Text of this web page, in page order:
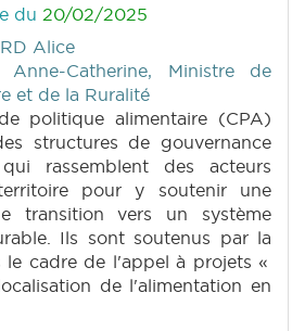
du 20/02/2025
Alice
Catherine, Ministre de
et de la Ruralité
politique alimentaire (CPA)
structures de gouvernance
rassemblent des acteurs
pour y soutenir une
transition vers un système
Ils sont soutenus par la
le cadre de l'appel à projets «
de l'alimentation en